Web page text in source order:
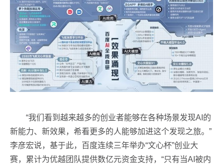
“我们看到越来越多的创业者能够在各种场景发现AI的
新能力、新效果，希看更多的人能够加进这个发现之旅。”
李彦宏说，基于此，百度连续三年举办“文心杯”创业大
赛，累计为优越团队提供数亿元资金支持，“只有当AI被内